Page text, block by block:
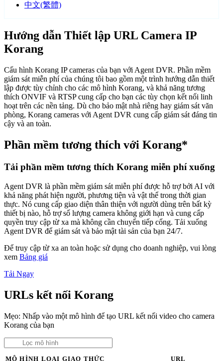
中文(繁體)
Hướng dẫn Thiết lập URL Camera IP
Korang
Cấu hình Korang IP cameras của bạn với Agent DVR. Phần mềm
giám sát miễn phí của chúng tôi bao gồm một trình hướng dẫn thiết
lập được tùy chỉnh cho các mô hình Korang, và khả năng tương
thích ONVIF và RTSP cung cấp cho bạn các tùy chọn kết nối linh
hoạt trên các nền tảng. Dù cho bảo mật nhà riêng hay giám sát văn
phòng, Korang cameras với Agent DVR cung cấp giám sát đáng tin
cậy và an toàn.
Phần mềm tương thích với Korang*
Tải phần mềm tương thích Korang miễn phí xuống
Agent DVR là phần mềm giám sát miễn phí được hỗ trợ bởi AI với
khả năng phát hiện người, phương tiện và vật thể trong thời gian
thực. Nó cung cấp giao diện thân thiện với người dùng trên bất kỳ
thiết bị nào, hỗ trợ số lượng camera không giới hạn và cung cấp
quyền truy cập từ xa mà không cần chuyển tiếp cổng. Tải xuống
Agent DVR để giám sát và bảo mật tài sản của bạn 24/7.
Để truy cập từ xa an toàn hoặc sử dụng cho doanh nghiệp, vui lòng
xem Bảng giá
Tải Ngay
URLs kết nối Korang
Mẹo: Nhấp vào một mô hình để tạo URL kết nối video cho camera
Korang của bạn
MÔ HÌNH LOẠI GIAO THỨC URL